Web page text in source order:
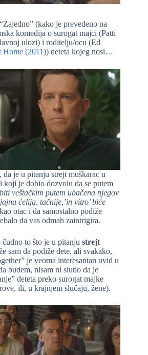
(kako je prevedeno na
komedija o surogat majci (Patti
ulozi) i roditelju/ocu (Ed
Home (2011)) deteta kojeg nosi…
je u pitanju strejt muškarac u
koji je dobio dozvolu da se putem
veštačkim putem ubačena njegov
ćelija, tačnije,’in vitro’ biće
otac i da samostalno podiže
da vas odmah zaintrigira.
to što je u pitanju strejt
sam da podiže dete, ali svakako,
je veoma interesantan uvid u
budem, nisam ni slutio da je
deteta preko surogat majke
ili, u krajnjem slučaju, žene).